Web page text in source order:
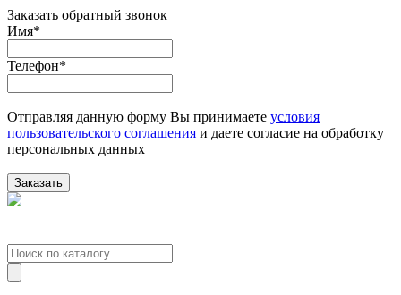
Заказать обратный звонок
Имя*
Телефон*
Отправляя данную форму Вы принимаете условия
пользовательского соглашения и даете согласие на обработку
персональных данных
Заказать